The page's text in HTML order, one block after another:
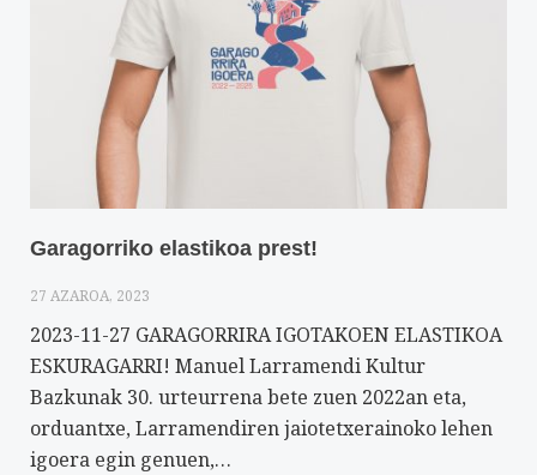
Garagorriko elastikoa prest!
27 AZAROA, 2023
2023-11-27 GARAGORRIRA IGOTAKOEN ELASTIKOA
ESKURAGARRI! Manuel Larramendi Kultur
Bazkunak 30. urteurrena bete zuen 2022an eta,
orduantxe, Larramendiren jaiotetxerainoko lehen
igoera egin genuen,…